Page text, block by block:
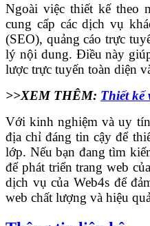
Ngoài việc thiết kế theo
cung cấp các dịch vụ
(SEO), quảng cáo trực
lý nội dung. Điều này
lược trực tuyến toàn diện
>>XEM THÊM: Thiết kế
Với kinh nghiệm và uy
địa chỉ đáng tin cậy để
lớp. Nếu bạn đang tìm
để phát triển trang web
dịch vụ của Web4s để
web chất lượng và hiệu